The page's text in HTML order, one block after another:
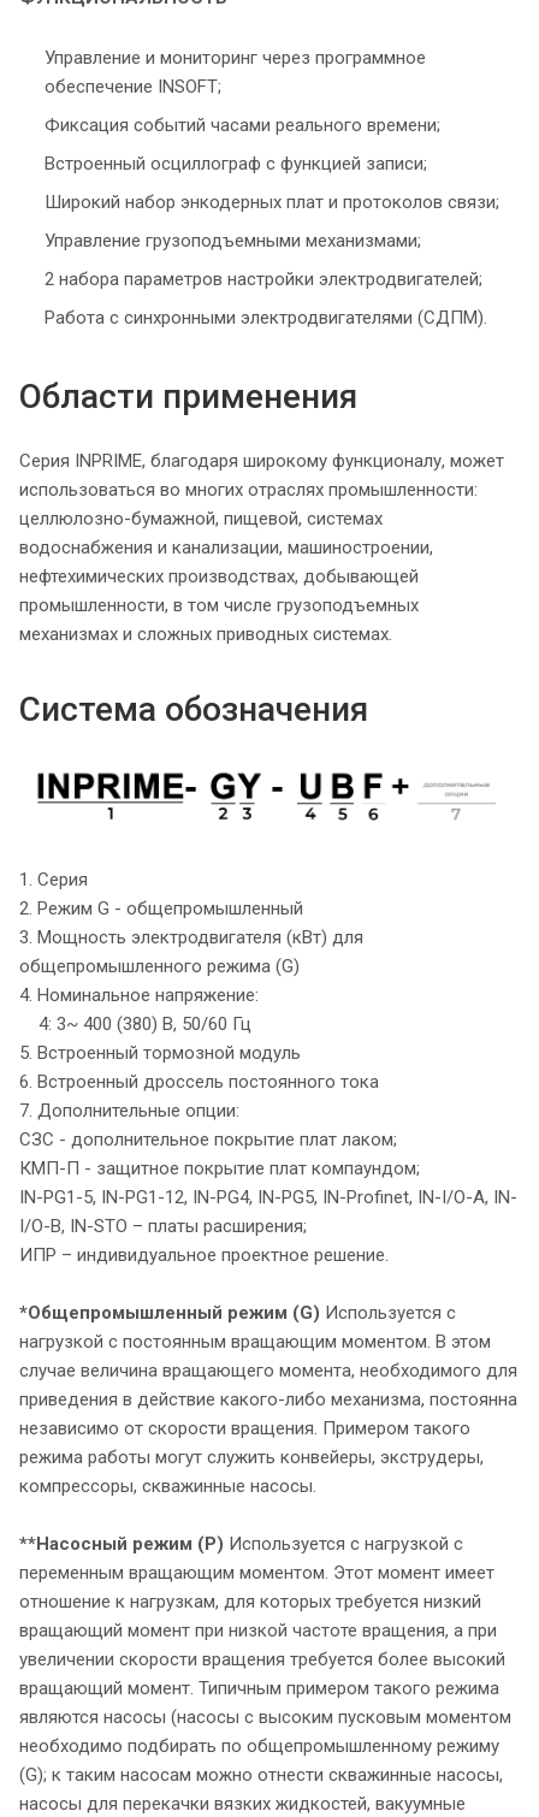
Управление и мониторинг через программное
обеспечение INSOFT;
Фиксация событий часами реального времени;
Встроенный осциллограф с функцией записи;
Широкий набор энкодерных плат и протоколов связи;
Управление грузоподъемными механизмами;
2 набора параметров настройки электродвигателей;
Работа с синхронными электродвигателями (СДПМ).
Области применения
Серия INPRIME, благодаря широкому функционалу, может
использоваться во многих отраслях промышленности:
целлюлозно-бумажной, пищевой, системах
водоснабжения и канализации, машиностроении,
нефтехимических производствах, добывающей
промышленности, в том числе грузоподъемных
механизмах и сложных приводных системах.
Система обозначения
1. Серия
2. Режим G - общепромышленный
3. Мощность электродвигателя (кВт) для
общепромышленного режима (G)
4. Номинальное напряжение:
4: 3~ 400 (380) В, 50/60 Гц
5. Встроенный тормозной модуль
6. Встроенный дроссель постоянного тока
7. Дополнительные опции:
СЗС - дополнительное покрытие плат лаком;
КМП-П - защитное покрытие плат компаундом;
IN-PG1-5, IN-PG1-12, IN-PG4, IN-PG5, IN-Profinet, IN-I/O-A, IN-
I/O-В, IN-STO – платы расширения;
ИПР – индивидуальное проектное решение.
*Общепромышленный режим (G) Используется с
нагрузкой с постоянным вращающим моментом. В этом
случае величина вращающего момента, необходимого для
приведения в действие какого-либо механизма, постоянна
независимо от скорости вращения. Примером такого
режима работы могут служить конвейеры, экструдеры,
компрессоры, скважинные насосы.
**Насосный режим (P) Используется с нагрузкой с
переменным вращающим моментом. Этот момент имеет
отношение к нагрузкам, для которых требуется низкий
вращающий момент при низкой частоте вращения, а при
увеличении скорости вращения требуется более высокий
вращающий момент. Типичным примером такого режима
являются насосы (насосы с высоким пусковым моментом
необходимо подбирать по общепромышленному режиму
(G); к таким насосам можно отнести скважинные насосы,
насосы для перекачки вязких жидкостей, вакуумные